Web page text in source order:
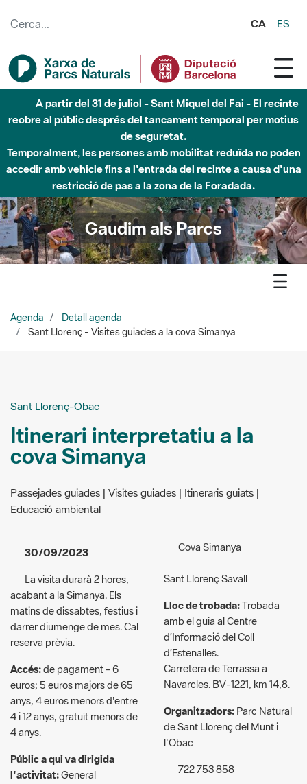
CA ES
Fins al desembre de 2026 - Parc Fluvial Besòs -
Afectacions a la llera del Parc Fluvial del Besòs degut a
obres de construcció d'una passera sobre el riu
Gaudim als Parcs
Agenda
Detall agenda
cova Simanya
Passejades guiades | Visites guiades | Itineraris guiats |
Educació ambiental
30/09/2023
acabant a la Simanya. Els
darrer diumenge de mes. Cal
reserva prèvia.
Accés:
de pagament - 6
euros; 5 euros majors de 65
anys, 4 euros menors d'entre
4 i 12 anys, gratuït menors de
4 anys.
Públic a qui va dirigida
l'activitat: General
Cova Simanya
Lloc de trobada:
amb el guia al Centre
d’Informació del Coll
d’Estenalles.
Carretera de Terrassa a
Navarcles. BV-1221, km 14,8.
Organitzadors:
de Sant Llorenç del Munt i
722 753 858
p.santllorenc.simany@diba.ca